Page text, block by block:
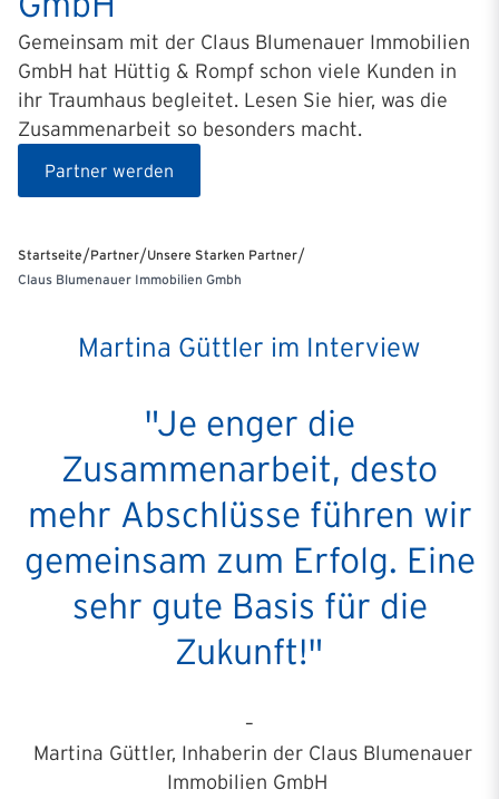
Gemeinsam mit der Claus Blumenauer Immobilien
GmbH hat Hüttig & Rompf schon viele Kunden in
ihr Traumhaus begleitet. Lesen Sie hier, was die
Zusammenarbeit so besonders macht.
Partner werden
Startseite/Partner/Unsere Starken Partner/
Claus Blumenauer Immobilien Gmbh
Martina Güttler im Interview
"Je enger die
Zusammenarbeit, desto
mehr Abschlüsse führen wir
gemeinsam zum Erfolg. Eine
sehr gute Basis für die
Zukunft!"
–
Martina Güttler, Inhaberin der Claus Blumenauer
Immobilien GmbH